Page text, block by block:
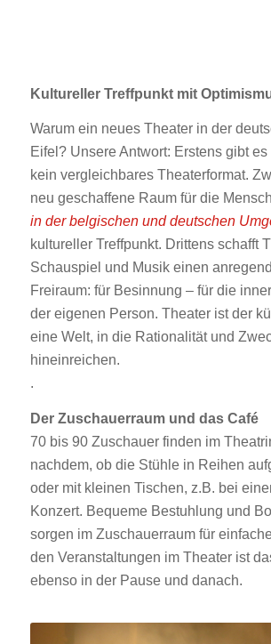
Kultureller Treffpunkt mit
Warum ein neues Theater in der
Eifel? Unsere Antwort: Erstens gibt
kein vergleichbares Theaterformat.
neu geschaffene Raum für die
in der belgischen und deutschen
kultureller Treffpunkt. Drittens schafft
Schauspiel und Musik einen
Freiraum: für Besinnung – für die
der eigenen Person. Theater ist der
eine Welt, in die Rationalität und
hineinreichen.
.
Der Zuschauerraum und das Café
70 bis 90 Zuschauer finden im
nachdem, ob die Stühle in Reihen
oder mit kleinen Tischen, z.B. bei
Konzert. Bequeme Bestuhlung und
sorgen im Zuschauerraum für
den Veranstaltungen im Theater ist
ebenso in der Pause und danach.